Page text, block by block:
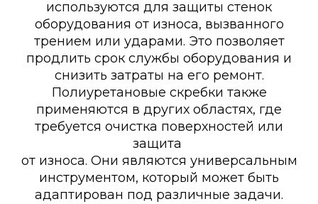
используются для защиты стенок
оборудования от износа, вызванного
трением или ударами. Это позволяет
продлить срок службы оборудования и
снизить затраты на его ремонт.
Полиуретановые скребки также
применяются в других областях, где
требуется очистка поверхностей или
защита
от износа. Они являются универсальным
инструментом, который может быть
адаптирован под различные задачи.